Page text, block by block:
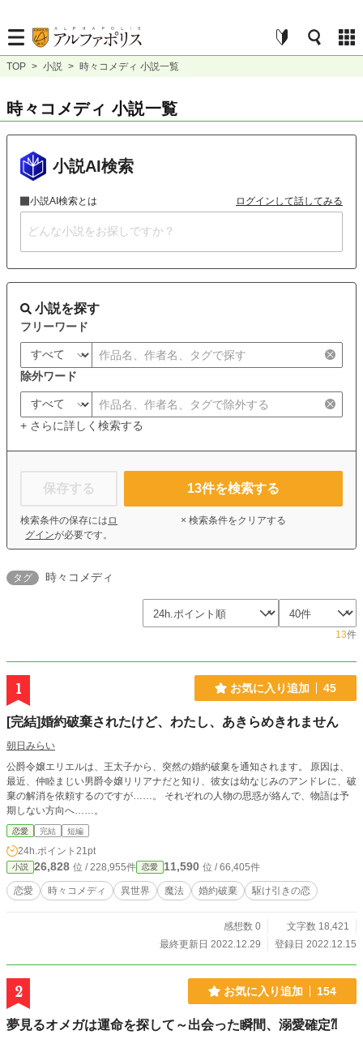
TOP > 小説 > 時々コメディ 小説一覧
時々コメディ 小説一覧
小説AI検索
小説AI検索とは ログインして話してみる
小説を探す
フリーワード
除外ワード
+ さらに詳しく検索する
保存する
検索条件の保存には ロ
グインが必要です。
13件を検索する
× 検索条件をクリアする
タグ 時々コメディ
13件
1 お気に入り追加 45
[完結]婚約破棄されたけど、わたし、あきらめきれません
朝日みらい
公爵令嬢エリエルは、王太子から、突然の婚約破棄を通知されます。 原因は、
最近、仲睦まじい男爵令嬢リリアナだと知り、彼女は幼なじみのアンドレに、破
棄の解消を依頼するのですが……。 それぞれの人物の思惑が絡んで、物語は予
期しない方向へ……。
恋愛 完結 短編
24h.ポイント 21pt
小説 26,828 位 / 228,955件 恋愛 11,590 位 / 66,405件
恋愛 時々コメディ 異世界 魔法 婚約破棄 駆け引きの恋
感想数 0
文字数 18,421
最終更新日 2022.12.29
登録日 2022.12.15
2 お気に入り追加 154
夢見るオメガは運命を探して～出会った瞬間、溺愛確定⁈